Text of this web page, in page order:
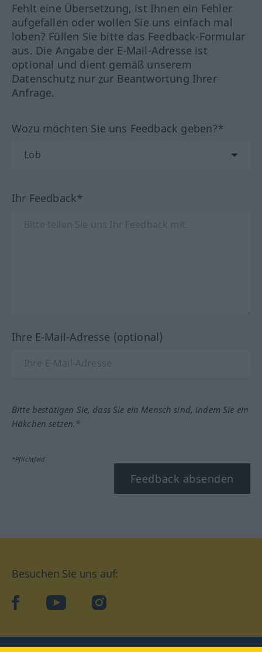
Fehlt eine Übersetzung, ist Ihnen ein Fehler
aufgefallen oder wollen Sie uns einfach mal
loben? Füllen Sie bitte das Feedback-Formular
aus. Die Angabe der E-Mail-Adresse ist
optional und dient gemäß unserem
Datenschutz nur zur Beantwortung Ihrer
Anfrage.
Wozu möchten Sie uns Feedback geben?*
Ihr Feedback*
Ihre E-Mail-Adresse (optional)
Bitte bestätigen Sie, dass Sie ein Mensch sind, indem Sie ein
Häkchen setzen.*
*Pflichtfeld
Feedback absenden
Besuchen Sie uns auf:
facebookYouTube Instagram